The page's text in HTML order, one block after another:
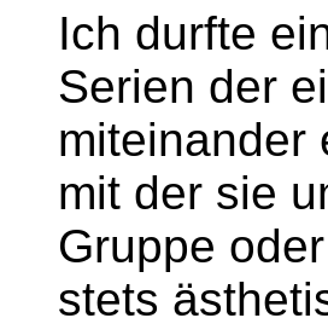
Ich durfte
Serien der
miteinander
mit der sie
Gruppe
stets